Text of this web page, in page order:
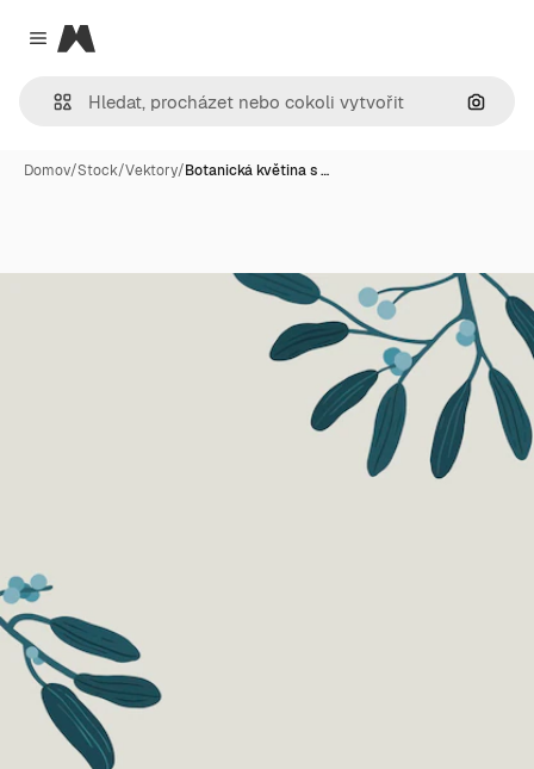
Close menu
Magnific
Hledat
Domov/Stock/Vektory/Botanická květina s …